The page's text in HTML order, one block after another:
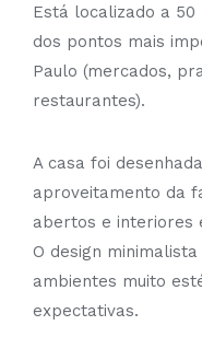
Está localizado a
dos pontos mais
Paulo (mercados,
restaurantes).
A casa foi
aproveitamento da
abertos e interiores
O design
ambientes muito
expectativas.